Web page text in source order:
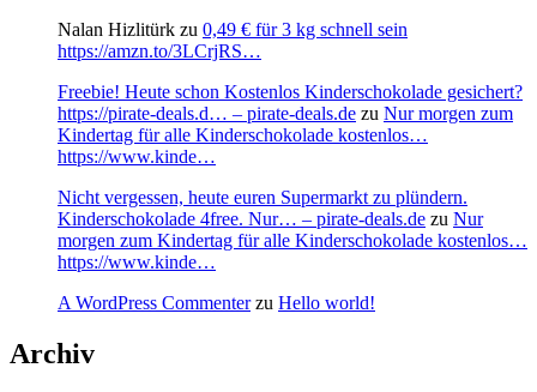
Nalan Hizlitürk zu 0,49 € für 3 kg schnell sein
https://amzn.to/3LCrjRS…
Freebie! Heute schon Kostenlos Kinderschokolade gesichert?
https://pirate-deals.d… – pirate-deals.de zu Nur morgen zum
Kindertag für alle Kinderschokolade kostenlos…
https://www.kinde…
Nicht vergessen, heute euren Supermarkt zu plündern.
Kinderschokolade 4free. Nur… – pirate-deals.de zu Nur
morgen zum Kindertag für alle Kinderschokolade kostenlos…
https://www.kinde…
A WordPress Commenterzu Hello world!
Archiv